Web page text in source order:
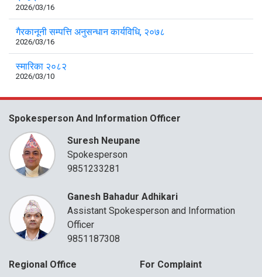
2026/03/16
गैरकानूनी सम्पत्ति अनुसन्धान कार्यविधि, २०७८
2026/03/16
स्मारिका २०८२
2026/03/10
Spokesperson And Information Officer
Suresh Neupane
Spokesperson
9851233281
Ganesh Bahadur Adhikari
Assistant Spokesperson and Information
Officer
9851187308
Regional Office For Complaint